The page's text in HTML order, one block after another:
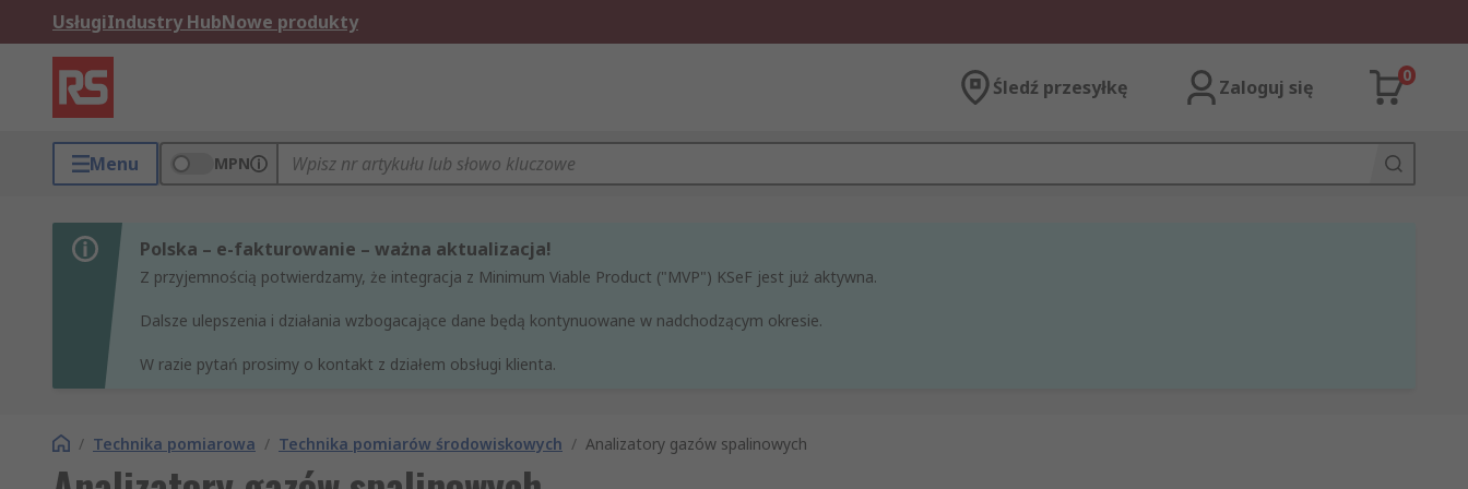
UsługiIndustry HubNowe produkty
Śledź przesyłkę Zaloguj się
0
Menu MPN
Polska – e-fakturowanie – ważna aktualizacja!
Z przyjemnością potwierdzamy, że integracja z Minimum Viable Product ("MVP") KSeF jest już aktywna.
Dalsze ulepszenia i działania wzbogacające dane będą kontynuowane w nadchodzącym okresie.
W razie pytań prosimy o kontakt z działem obsługi klienta.
/ Technika pomiarowa / Technika pomiarów środowiskowych / Analizatory gazów spalinowych